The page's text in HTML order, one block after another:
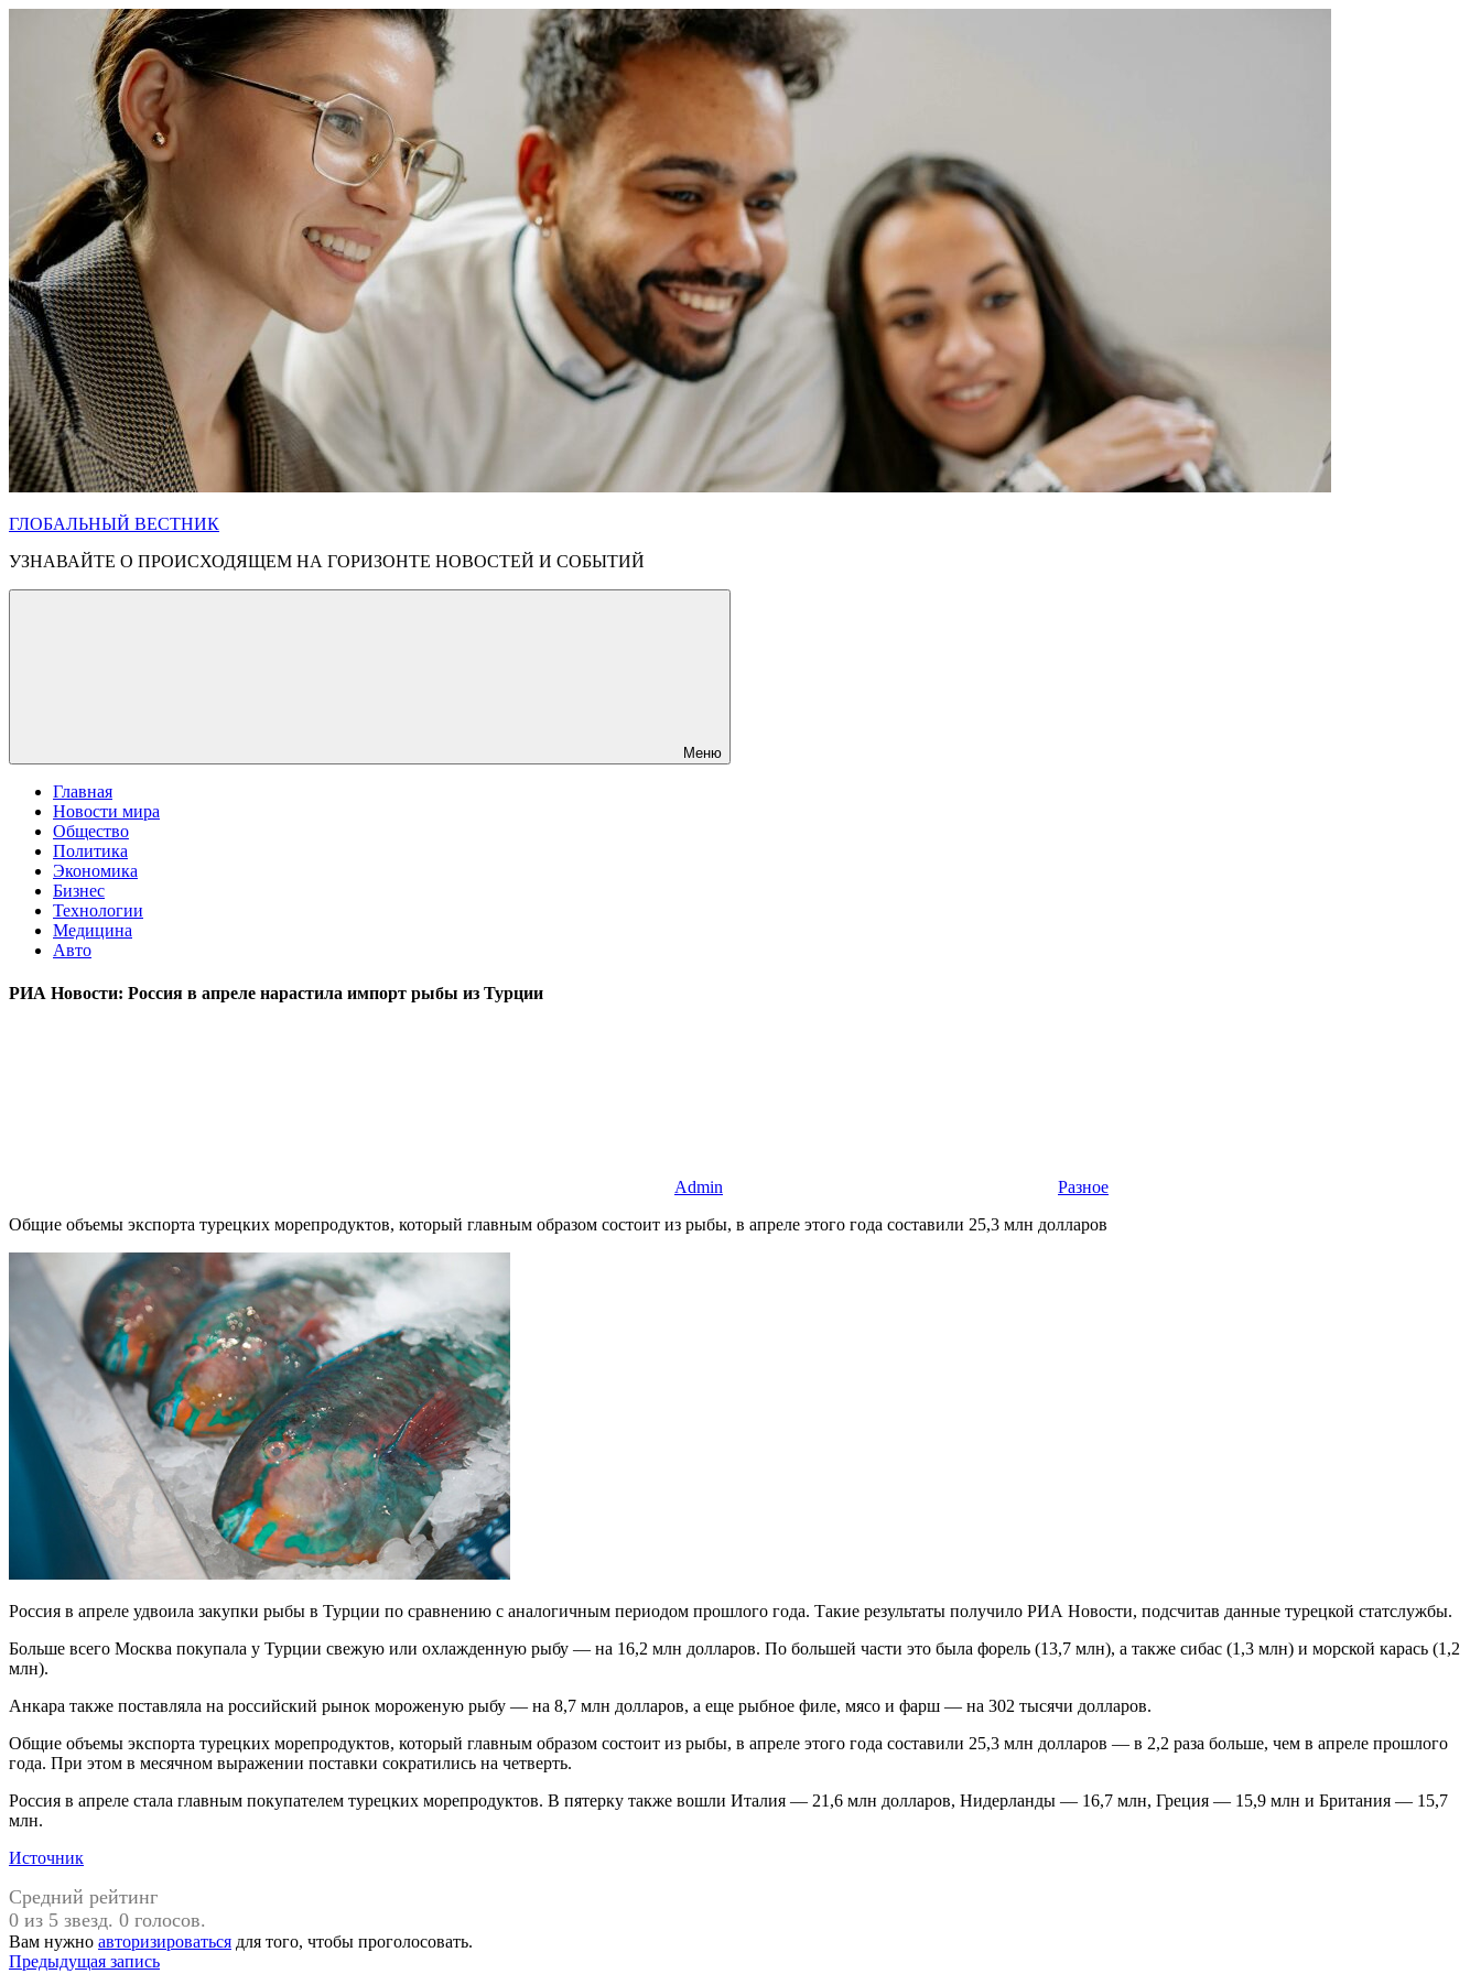
содержимому
ГЛОБАЛЬНЫЙ ВЕСТНИК
УЗНАВАЙТЕ О ПРОИСХОДЯЩЕМ НА ГОРИЗОНТЕ НОВОСТЕЙ И СОБЫТИЙ
Меню
Главная
Новости мира
Общество
Политика
Экономика
Бизнес
Технологии
Медицина
Авто
РИА Новости: Россия в апреле нарастила импорт рыбы из Турции
Admin
Разное
Общие объемы экспорта турецких морепродуктов, который главным образом состоит из рыбы, в апреле этого года составили 25,3 млн долларов
Россия в апреле удвоила закупки рыбы в Турции по сравнению с аналогичным периодом прошлого года. Такие результаты получило РИА Новости, подсчитав данные турецкой статслужбы.
Больше всего Москва покупала у Турции свежую или охлажденную рыбу — на 16,2 млн долларов. По большей части это была форель (13,7 млн), а также сибас (1,3 млн) и морской карась (1,2
млн).
Анкара также поставляла на российский рынок мороженую рыбу — на 8,7 млн долларов, а еще рыбное филе, мясо и фарш — на 302 тысячи долларов.
Общие объемы экспорта турецких морепродуктов, который главным образом состоит из рыбы, в апреле этого года составили 25,3 млн долларов — в 2,2 раза больше, чем в апреле прошлого
года. При этом в месячном выражении поставки сократились на четверть.
Россия в апреле стала главным покупателем турецких морепродуктов. В пятерку также вошли Италия — 21,6 млн долларов, Нидерланды — 16,7 млн, Греция — 15,9 млн и Британия — 15,7
млн.
Источник
Средний рейтинг
0 из 5 звезд. 0 голосов.
Вам нужно авторизироваться для того, чтобы проголосовать.
Навигация
Предыдущая запись